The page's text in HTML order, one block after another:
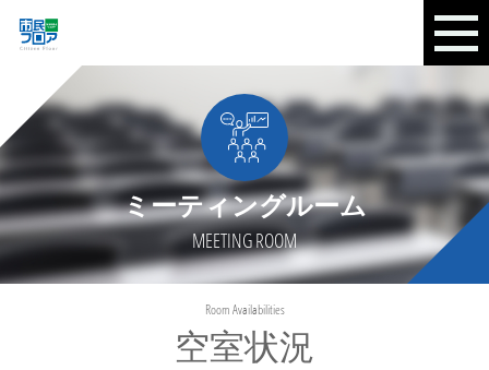
ミーティングルーム
MEETING ROOM
空室状況
Room Availabilities